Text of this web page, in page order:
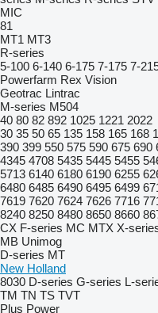
MIC
81
MT1 MT3
R-series
5-100 6-140 6-175 7-175 7-
Powerfarm Rex Vision
Geotrac Lintrac
M-series M504
40 80 82 892 1025 1221 2022
30 35 50 65 135 158 165 168
390 399 550 575 590 675 690
4345 4708 5435 5445 5455
5713 6140 6180 6190 6255
6480 6485 6490 6495 6499
7619 7620 7624 7626 7716
8240 8250 8480 8650 8660
CX F-series MC MTX X-
MB Unimog
D-series MT
New Holland
8030 D-series G-series L-
TM TN TS TVT
Plus Power